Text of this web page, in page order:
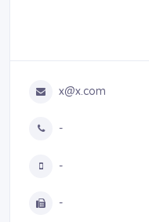
x@x.com
-
-
-